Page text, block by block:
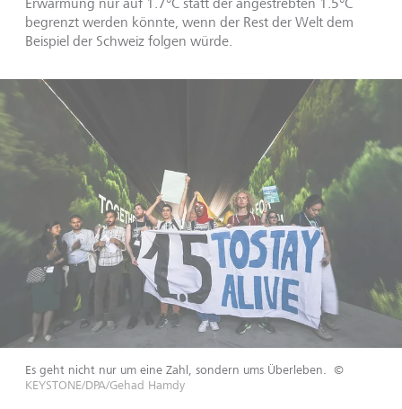
Erwärmung nur auf 1.7°C statt der angestrebten 1.5°C
begrenzt werden könnte, wenn der Rest der Welt dem
Beispiel der Schweiz folgen würde.
Es geht nicht nur um eine Zahl, sondern ums Überleben.
©
KEYSTONE/DPA/Gehad Hamdy